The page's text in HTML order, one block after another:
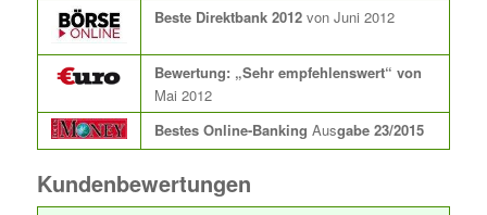
Beste Direktbank 2012 von Juni 2012
Bewertung: „Sehr empfehlenswert“ von
Mai 2012
Bestes Online-Banking Ausgabe 23/2015
Kundenbewertungen